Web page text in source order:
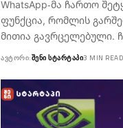
WhatsApp-მა ჩართო
ფუნქცია, რომლის
მითია გავრცელებული.
ᲐᲕᲢᲝᲠᲘ:ᲨᲔᲜᲘ ᲡᲢᲐᲠᲢᲐᲞᲘ3 MIN READ